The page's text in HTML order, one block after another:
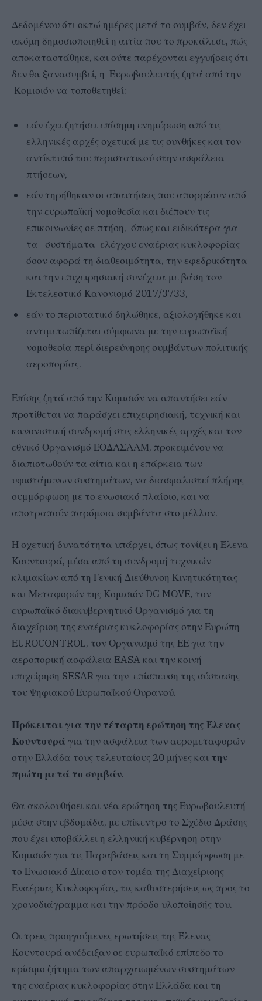
Δεδομένου ότι οκτώ ημέρες μετά το συμβάν, δεν έχει
ακόμη δημοσιοποιηθεί η αιτία που το προκάλεσε, πώς
αποκαταστάθηκε, και ούτε παρέχονται εγγυήσεις ότι
δεν θα ξανασυμβεί, η Ευρωβουλευτής ζητά από την
Κομισιόν να τοποθετηθεί:
εάν έχει ζητήσει επίσημη ενημέρωση από τις
ελληνικές αρχές σχετικά με τις συνθήκες και τον
αντίκτυπό του περιστατικού στην ασφάλεια
πτήσεων,
εάν τηρήθηκαν οι απαιτήσεις που απορρέουν από
την ευρωπαϊκή νομοθεσία και διέπουν τις
επικοινωνίες σε πτήση, όπως και ειδικότερα για
τα συστήματα ελέγχου εναέριας κυκλοφορίας
όσον αφορά τη διαθεσιμότητα, την εφεδρικότητα
και την επιχειρησιακή συνέχεια με βάση τον
Εκτελεστικό Κανονισμό 2017/3733,
εάν το περιστατικό δηλώθηκε, αξιολογήθηκε και
αντιμετωπίζεται σύμφωνα με την ευρωπαϊκή
νομοθεσία περί διερεύνησης συμβάντων πολιτικής
αεροπορίας.
Επίσης ζητά από την Κομισιόν να απαντήσει εάν
προτίθεται να παράσχει επιχειρησιακή, τεχνική και
κανονιστική συνδρομή στις ελληνικές αρχές και τον
εθνικό Οργανισμό ΕΟΔΑΣΑΑΜ, προκειμένου να
διαπιστωθούν τα αίτια και η επάρκεια των
υφιστάμενων συστημάτων, να διασφαλιστεί πλήρης
συμμόρφωση με το ενωσιακό πλαίσιο, και να
αποτραπούν παρόμοια συμβάντα στο μέλλον.
Η σχετική δυνατότητα υπάρχει, όπως τονίζει η Έλενα
Κουντουρά, μέσα από τη συνδρομή τεχνικών
κλιμακίων από τη Γενική Διεύθυνση Κινητικότητας
και Μεταφορών της Κομισιόν DG MOVE, τον
ευρωπαϊκό διακυβερνητικό Οργανισμό για τη
διαχείριση της εναέριας κυκλοφορίας στην Ευρώπη
ΕUROCONTROL, τον Οργανισμό της ΕΕ για την
αεροπορική ασφάλεια EASA και την κοινή
επιχείρηση SESAR για την επίσπευση της σύστασης
του Ψηφιακού Ευρωπαϊκού Ουρανού.
Πρόκειται για την τέταρτη ερώτηση της Έλενας
Κουντουρά για την ασφάλεια των αερομεταφορών
στην Ελλάδα τους τελευταίους 20 μήνες και την
πρώτη μετά το συμβάν.
Θα ακολουθήσει και νέα ερώτηση της Ευρωβουλευτή
μέσα στην εβδομάδα, με επίκεντρο το Σχέδιο Δράσης
που έχει υποβάλλει η ελληνική κυβέρνηση στην
Κομισιόν για τις Παραβάσεις και τη Συμμόρφωση με
το Ενωσιακό Δίκαιο στον τομέα της Διαχείρισης
Εναέριας Κυκλοφορίας, τις καθυστερήσεις ως προς το
χρονοδιάγραμμα και την πρόοδο υλοποίησής του.
Οι τρεις προηγούμενες ερωτήσεις της Έλενας
Κουντουρά ανέδειξαν σε ευρωπαϊκό επίπεδο το
κρίσιμο ζήτημα των απαρχαιωμένων συστημάτων
της εναέριας κυκλοφορίας στην Ελλάδα και τη